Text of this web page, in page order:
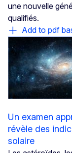
une nouvelle
qualifiés.
Add to pdf
Un examen
révèle des
solaire